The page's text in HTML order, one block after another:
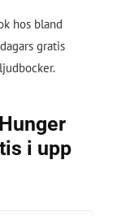
hos bland
gratis
i upp